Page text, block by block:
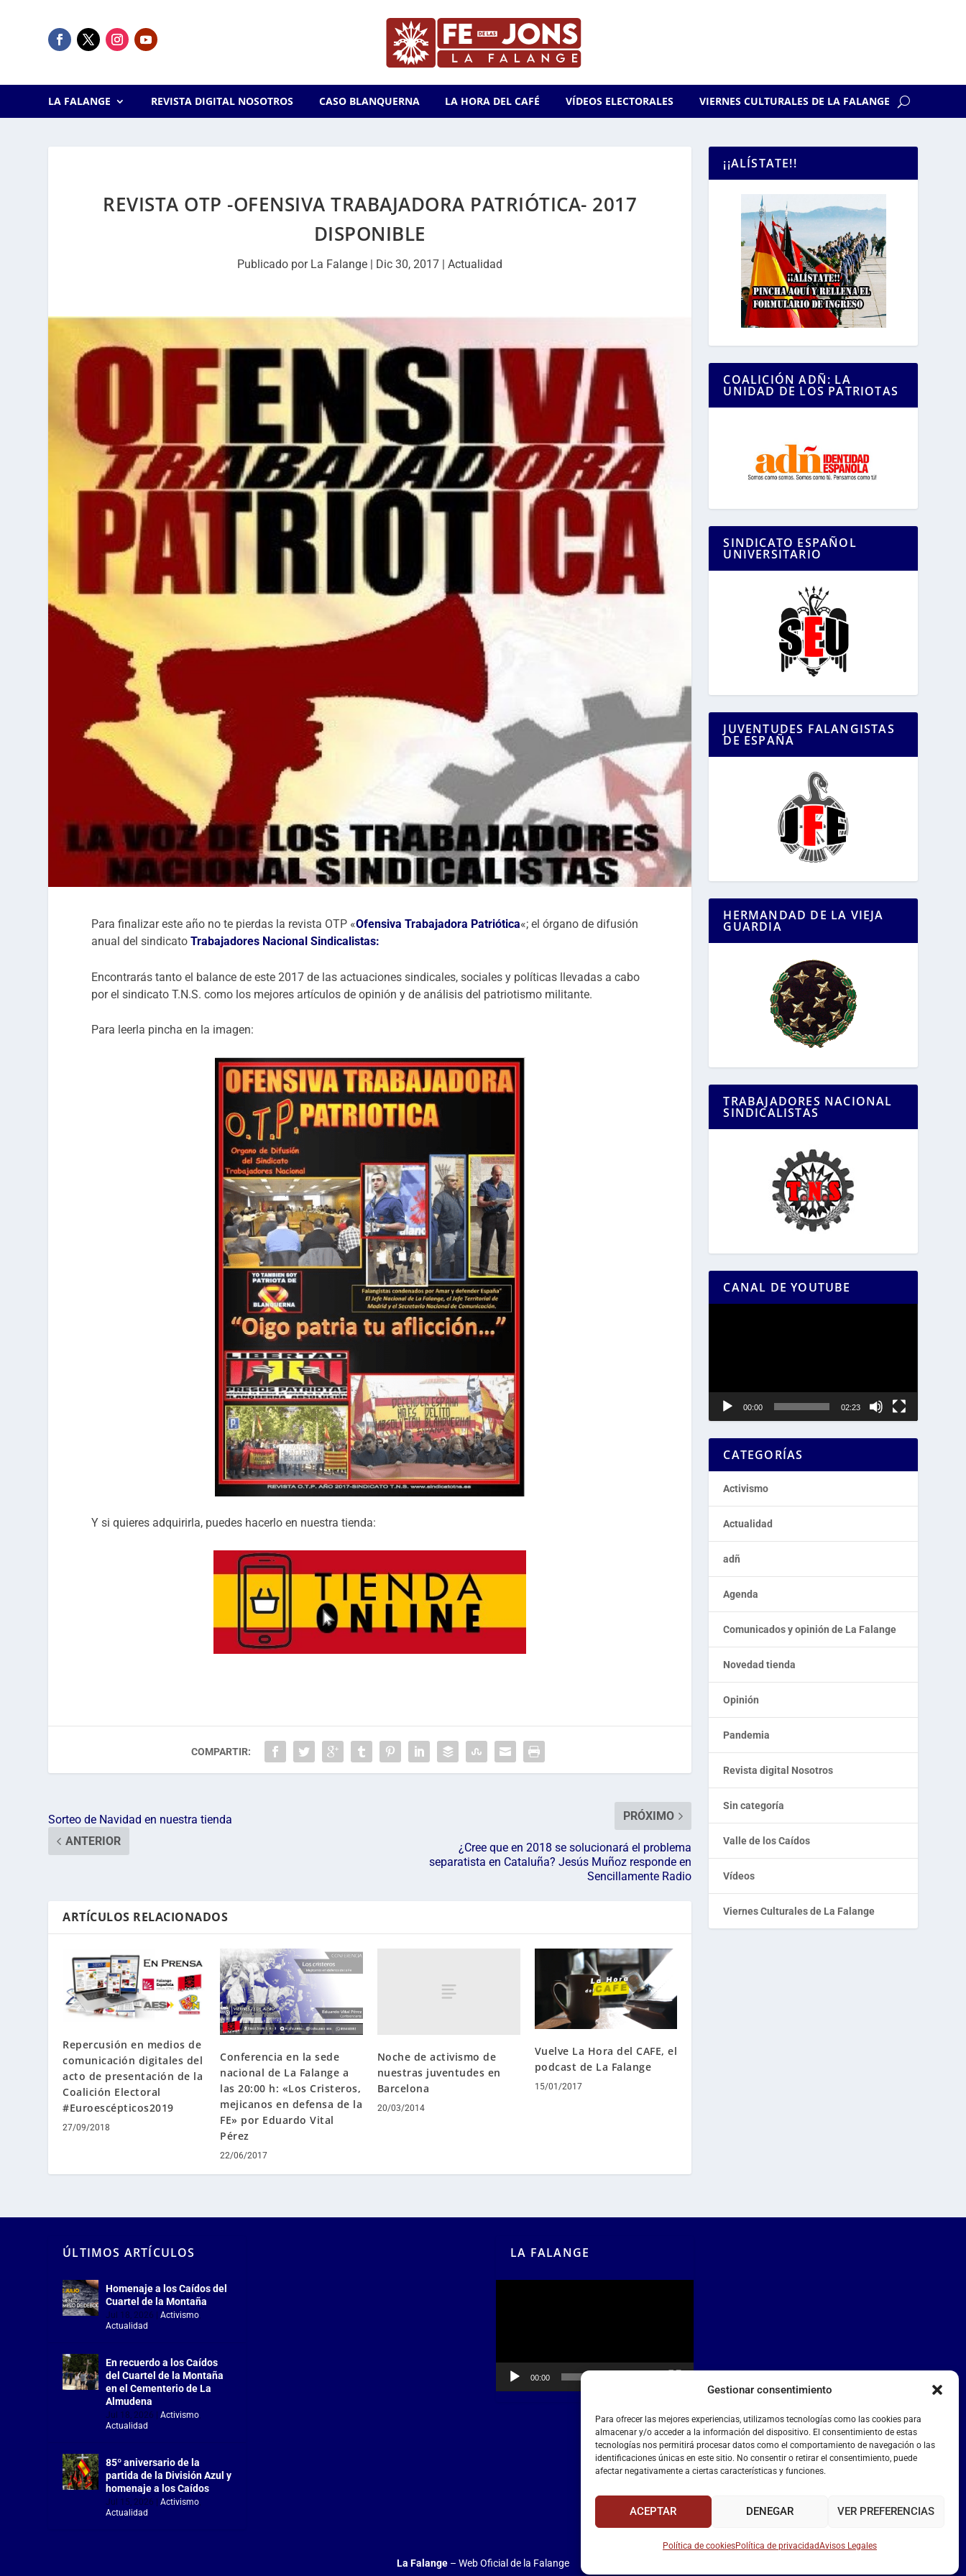
Gestionar consentimiento
Para ofrecer las mejores experiencias, utilizamos tecnologías como las cookies para
almacenar y/o acceder a la información del dispositivo. El consentimiento de estas
tecnologías nos permitirá procesar datos como el comportamiento de navegación o las
identificaciones únicas en este sitio. No consentir o retirar el consentimiento, puede
afectar negativamente a ciertas características y funciones.
ACEPTAR DENEGAR VER PREFERENCIAS
Política de cookiesPolítica de privacidadAvisos Legales
LA FALANGE REVISTA DIGITAL NOSOTROS CASO BLANQUERNA LA HORA DEL CAFÉ VÍDEOS ELECTORALES VIERNES CULTURALES DE LA FALANGE
REVISTA OTP -OFENSIVA TRABAJADORA PATRIÓTICA- 2017
DISPONIBLE
Publicado por La Falange | Dic 30, 2017 |Actualidad
Para finalizar este año no te pierdas la revista OTP «Ofensiva Trabajadora Patriótica«; el órgano de difusión
anual del sindicatoTrabajadores Nacional Sindicalistas:
Encontrarás tanto el balance de este 2017 de las actuaciones sindicales, sociales y políticas llevadas a cabo
por el sindicato T.N.S. como los mejores artículos de opinión y de análisis del patriotismo militante.
Para leerla pincha en la imagen:
Y si quieres adquirirla, puedes hacerlo en nuestra tienda:
COMPARTIR:
Sorteo de Navidad en nuestra tienda
ANTERIOR
PRÓXIMO
¿Cree que en 2018 se solucionará el problema
separatista en Cataluña? Jesús Muñoz responde en
Sencillamente Radio
ARTÍCULOS RELACIONADOS
Repercusión en medios de
comunicación digitales del
acto de presentación de la
Coalición Electoral
#Euroescépticos2019
27/09/2018
Conferencia en la sede
nacional de La Falange a
las 20:00 h: «Los Cristeros,
mejicanos en defensa de la
FE» por Eduardo Vital
Pérez
22/06/2017
Noche de activismo de
nuestras juventudes en
Barcelona
20/03/2014
Vuelve La Hora del CAFE, el
podcast de La Falange
15/01/2017
¡¡ALÍSTATE!!
COALICIÓN ADÑ: LA
UNIDAD DE LOS PATRIOTAS
SINDICATO ESPAÑOL
UNIVERSITARIO
JUVENTUDES FALANGISTAS
DE ESPAÑA
HERMANDAD DE LA VIEJA
GUARDIA
TRABAJADORES NACIONAL
SINDICALISTAS
CANAL DE YOUTUBE
00:00 02:23
CATEGORÍAS
Activismo
Actualidad
adñ
Agenda
Comunicados y opinión de La Falange
Novedad tienda
Opinión
Pandemia
Revista digital Nosotros
Sin categoría
Valle de los Caídos
Vídeos
Viernes Culturales de La Falange
ÚLTIMOS ARTÍCULOS
Homenaje a los Caídos del
Cuartel de la Montaña
Jul 18, 2026 |Activismo,
Actualidad
En recuerdo a los Caídos
del Cuartel de la Montaña
en el Cementerio de La
Almudena
Jul 18, 2026 |Activismo,
Actualidad
85º aniversario de la
partida de la División Azul y
homenaje a los Caídos
Jul 15, 2026 |Activismo,
Actualidad
LA FALANGE
00:00
La Falange – Web Oficial de la Falange